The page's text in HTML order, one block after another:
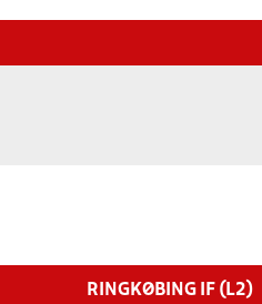
RINGKØBING IF (L2)